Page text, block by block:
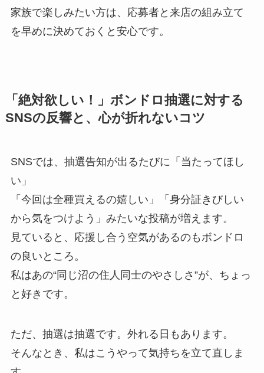
家族で楽しみたい方は、応募者と来店の組み立て
を早めに決めておくと安心です。
「絶対欲しい！」ボンドロ抽選に対する
SNSの反響と、心が折れないコツ
SNSでは、抽選告知が出るたびに「当たってほし
い」
「今回は全種買えるの嬉しい」「身分証きびしい
から気をつけよう」みたいな投稿が増えます。
見ていると、応援し合う空気があるのもボンドロ
の良いところ。
私はあの“同じ沼の住人同士のやさしさ”が、ちょっ
と好きです。
ただ、抽選は抽選です。外れる日もあります。
そんなとき、私はこうやって気持ちを立て直しま